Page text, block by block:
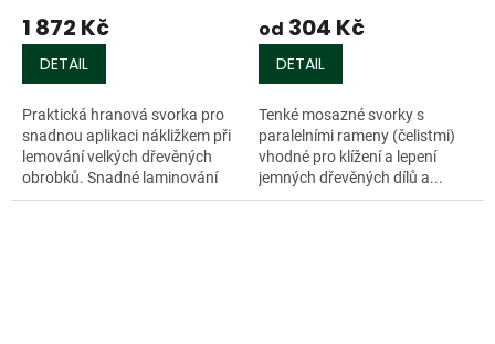
1 872 Kč
DETAIL
Praktická hranová svorka pro
snadnou aplikaci nákližkem při
lemování velkých dřevěných
obrobků. Snadné laminování
pomocí šablon jednoduše bez
od 304 Kč
DETAIL
Tenké mosazné svorky s
paralelními rameny (čelistmi)
vhodné pro klížení a lepení
jemných dřevěných dílů a...